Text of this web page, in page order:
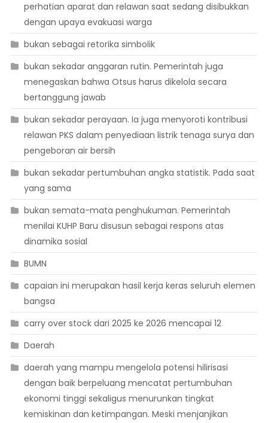
perhatian aparat dan relawan saat sedang disibukkan
dengan upaya evakuasi warga
bukan sebagai retorika simbolik
bukan sekadar anggaran rutin. Pemerintah juga
menegaskan bahwa Otsus harus dikelola secara
bertanggung jawab
bukan sekadar perayaan. Ia juga menyoroti kontribusi
relawan PKS dalam penyediaan listrik tenaga surya dan
pengeboran air bersih
bukan sekadar pertumbuhan angka statistik. Pada saat
yang sama
bukan semata-mata penghukuman. Pemerintah
menilai KUHP Baru disusun sebagai respons atas
dinamika sosial
BUMN
capaian ini merupakan hasil kerja keras seluruh elemen
bangsa
carry over stock dari 2025 ke 2026 mencapai 12
Daerah
daerah yang mampu mengelola potensi hilirisasi
dengan baik berpeluang mencatat pertumbuhan
ekonomi tinggi sekaligus menurunkan tingkat
kemiskinan dan ketimpangan. Meski menjanjikan